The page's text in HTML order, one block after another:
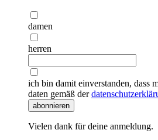
damen
herren
ich bin damit einverstanden, dass
daten gemäß der
abonnieren
Vielen dank für deine anmeldung.